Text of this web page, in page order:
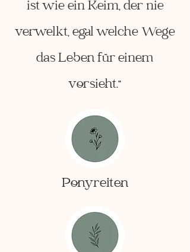
ist wie ein Keim, der nie
verwelkt, egal welche Wege
das Leben für einem
vorsieht."
Ponyreiten